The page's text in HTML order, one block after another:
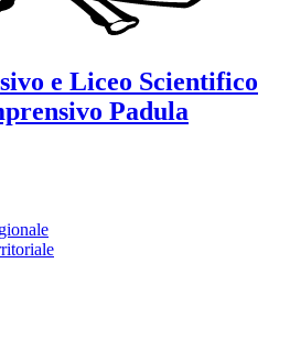
e Liceo Scientifico
Padula